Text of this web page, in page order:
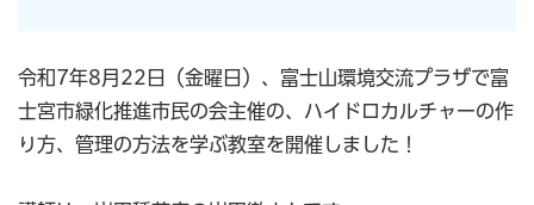
令和7年8月22日（金曜日）、富士山環境交流プラザで富
士宮市緑化推進市民の会主催の、ハイドロカルチャーの作
り方、管理の方法を学ぶ教室を開催しました！